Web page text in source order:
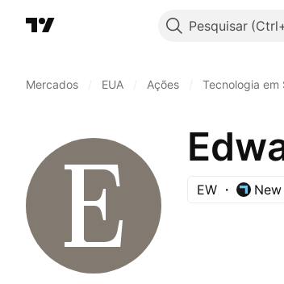
Pesquisar
Mercados EUA Ações Tecnologia em
EW